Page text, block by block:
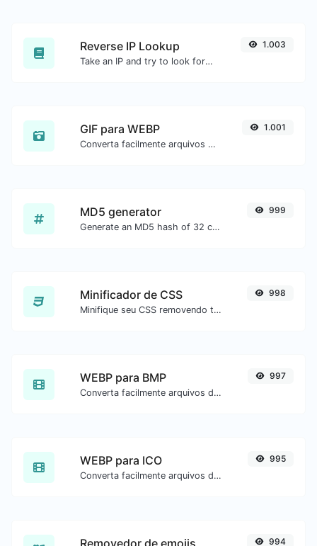
Reverse IP Lookup
Take an IP and try to look for the domain/host associated with it.
1.003
GIF para WEBP
Converta facilmente arquivos de imagem GIF para WEBP.
1.001
MD5 generator
Generate an MD5 hash of 32 characters length for any string input.
999
Minificador de CSS
Minifique seu CSS removendo todos os caracteres desnecessários.
998
WEBP para BMP
Converta facilmente arquivos de imagem WEBP para BMP.
997
WEBP para ICO
Converta facilmente arquivos de imagem WEBP para ICO.
995
Removedor de emojis 994